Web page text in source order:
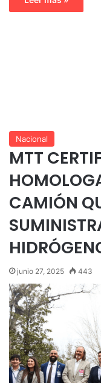
Nacional
MTT
CAMIÓN
junio 27, 2025 443